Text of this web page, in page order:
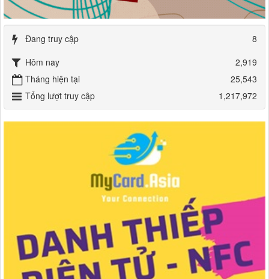
Đang truy cập
8
Hôm nay
2,919
Tháng hiện tại
25,543
Tổng lượt truy cập
1,217,972